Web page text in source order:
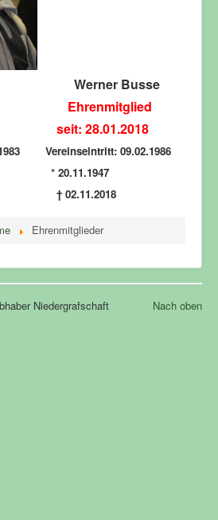
Werner Busse
Ehrenmitglied
seit: 28.01.2018
Vereinseintritt: 09.02.1986
20.11.1947
† 02.11.2018
Ehrenmitglieder
Nach oben
Niedergrafschaft